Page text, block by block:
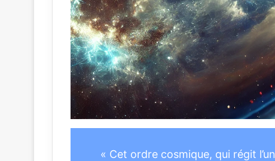
« Cet ordre cosmique, qui régit